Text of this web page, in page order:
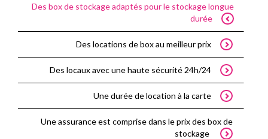
Des box de stockage adaptés pour le stockage longue
durée
Des locations de box au meilleur prix
Des locaux avec une haute sécurité 24h/24
Une durée de location à la carte
Une assurance est comprise dans le prix des box de
stockage